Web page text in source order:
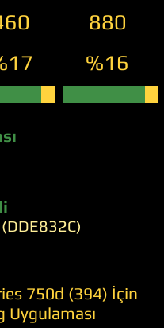
880
%16
750d (394) İçin
Uygulaması